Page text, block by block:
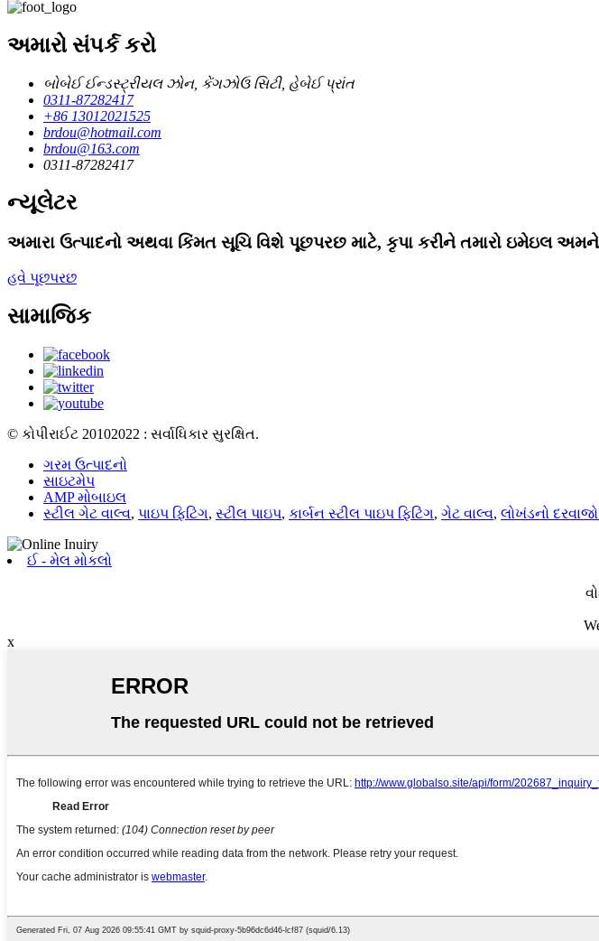
અમારો સંપર્ક કરો
બોબેઈ ઈન્ડસ્ટ્રીયલ ઝોન, કેંગઝોઉ સિટી, હેબેઈ પ્રાંત
0311-87282417
+86 13012021525
brdou@hotmail.com
brdou@163.com
0311-87282417
ન્યૂલેટર
અમારા ઉત્પાદનો અથવા કિંમત સૂચિ વિશે પૂછપરછ માટે, કૃપા કરીને તમારો ઇમેઇલ
હવે પૂછપરછ
સામાજિક
© કોપીરાઈટ 20102022 : સર્વાધિકાર સુરક્ષિત.
ગરમ ઉત્પાદનો
સાઇટમેપ
AMP મોબાઇલ
સ્ટીલ ગેટ વાલ્વ, પાઇપ ફિટિંગ, સ્ટીલ પાઇપ, કાર્બન સ્ટીલ પાઇપ ફિટિંગ, ગેટ વાલ્વ, લોખંડનો
ઈ - મેલ મોકલો
x